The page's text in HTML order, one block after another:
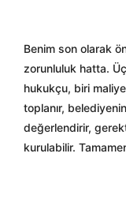
Benim son olarak
zorunluluk hatta.
hukukçu, biri
toplanır,
değerlendirir,
kurulabilir.